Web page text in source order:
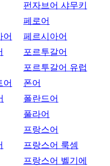
어
어
펀자브어 샤무키
페로어
페르시아어
포르투갈어
포르투갈어 유럽
폰어
폴란드어
풀라어
프랑스어
프랑스어 룩셈
프랑스어 벨기에